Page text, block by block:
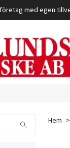
med egen
Hem